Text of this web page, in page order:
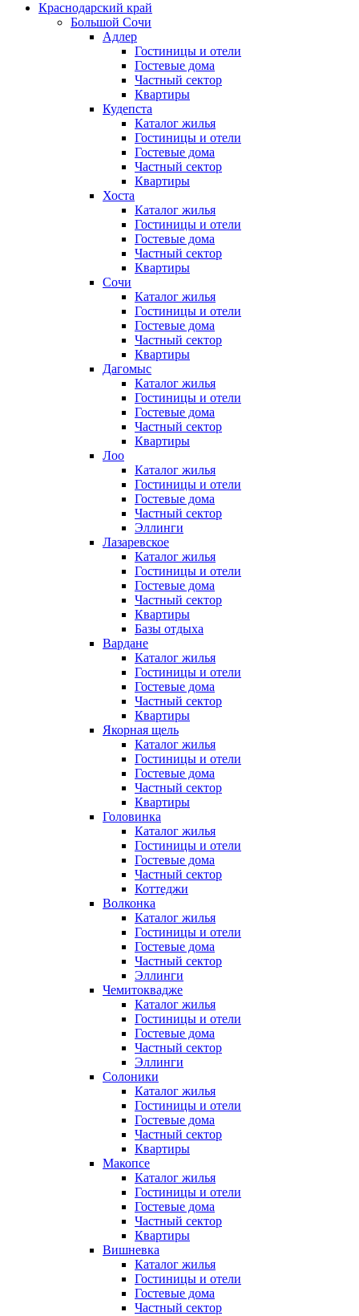
Краснодарский край
Большой Сочи
Адлер
Гостиницы и отели
Гостевые дома
Частный сектор
Квартиры
Кудепста
Каталог жилья
Гостиницы и отели
Гостевые дома
Частный сектор
Квартиры
Хоста
Каталог жилья
Гостиницы и отели
Гостевые дома
Частный сектор
Квартиры
Сочи
Каталог жилья
Гостиницы и отели
Гостевые дома
Частный сектор
Квартиры
Дагомыс
Каталог жилья
Гостиницы и отели
Гостевые дома
Частный сектор
Квартиры
Лоо
Каталог жилья
Гостиницы и отели
Гостевые дома
Частный сектор
Эллинги
Лазаревское
Каталог жилья
Гостиницы и отели
Гостевые дома
Частный сектор
Квартиры
Базы отдыха
Вардане
Каталог жилья
Гостиницы и отели
Гостевые дома
Частный сектор
Квартиры
Якорная щель
Каталог жилья
Гостиницы и отели
Гостевые дома
Частный сектор
Квартиры
Головинка
Каталог жилья
Гостиницы и отели
Гостевые дома
Частный сектор
Коттеджи
Волконка
Каталог жилья
Гостиницы и отели
Гостевые дома
Частный сектор
Эллинги
Чемитоквадже
Каталог жилья
Гостиницы и отели
Гостевые дома
Частный сектор
Эллинги
Солоники
Каталог жилья
Гостиницы и отели
Гостевые дома
Частный сектор
Квартиры
Макопсе
Каталог жилья
Гостиницы и отели
Гостевые дома
Частный сектор
Квартиры
Вишневка
Каталог жилья
Гостиницы и отели
Гостевые дома
Частный сектор